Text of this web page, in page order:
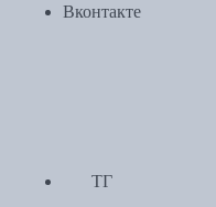
Вконтакте
ТГ